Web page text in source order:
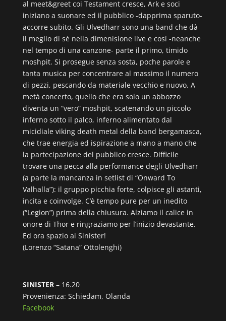
al meet&greet coi Testament cresce, Ark e soci
iniziano a suonare ed il pubblico -dapprima sparuto-
accorre subito. Gli Ulvedharr sono una band che dà
il meglio di sè nella dimenisione live e così -neanche
nel tempo di una canzone- parte il primo, timido
moshpit. Si prosegue senza sosta, poche parole e
tanta musica per concentrare al massimo il numero
di pezzi, pescando da materiale vecchio e nuovo. A
metà concerto, quello che era solo un abbozzo
diventa un “vero” moshpit, scatenando un piccolo
inferno sotto il palco, inferno alimentato dal
micidiale viking death metal della band bergamasca,
che trae energia ed ispirazione a mano a mano che
la partecipazione del pubblico cresce. Difficile
trovare una pecca alla performance degli Ulvedharr
(a parte la mancanza in setlist di “Onward To
Valhalla”): il gruppo picchia forte, colpisce gli astanti,
incita e coinvolge. C’è tempo pure per un inedito
(“Legion”) prima della chiusura. Alziamo il calice in
onore di Thor e ringraziamo per l’inizio devastante.
Ed ora spazio ai Sinister!
(Lorenzo “Satana” Ottolenghi)
SINISTER– 16.20
Provenienza: Schiedam, Olanda
Facebook